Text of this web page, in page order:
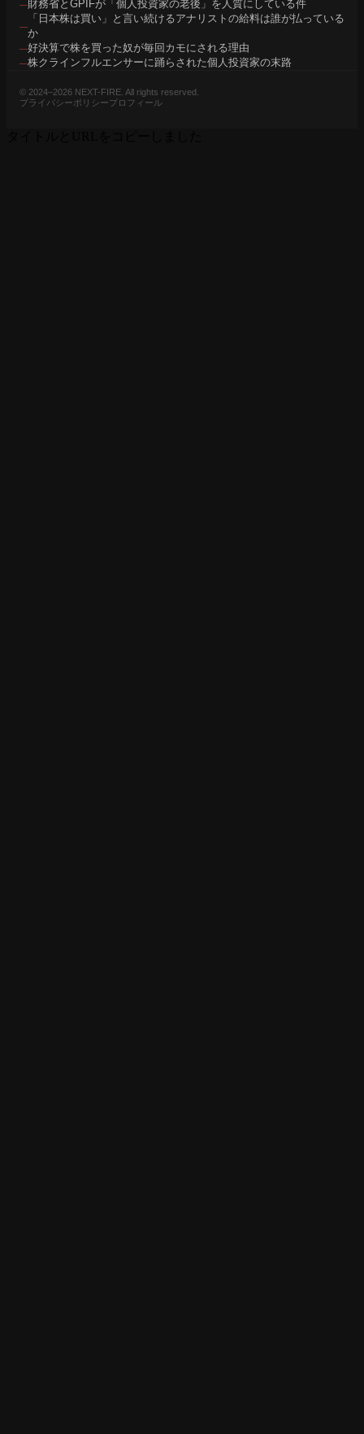
財務省とGPIFが「個人投資家の老後」を人質にしている件
「日本株は買い」と言い続けるアナリストの給料は誰が払っている
か
好決算で株を買った奴が毎回カモにされる理由
株クラインフルエンサーに踊らされた個人投資家の末路
© 2024–2026 NEXT-FIRE. All rights reserved.
プライバシーポリシープロフィール